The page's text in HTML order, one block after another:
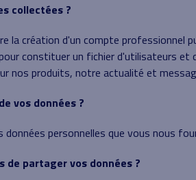
collectées ?
la création d'un compte professionnel
constituer un fichier d'utilisateurs et
nos produits, notre actualité et
vos données ?
personnelles que vous nous
de partager vos données ?